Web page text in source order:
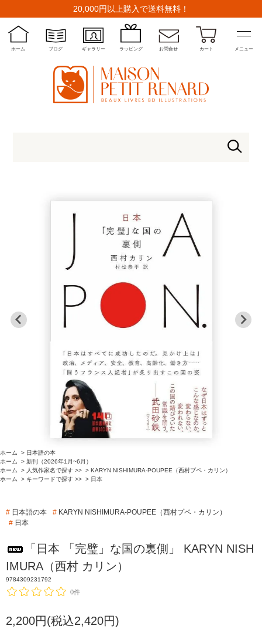
20,000円以上購入で送料無料！
ホーム ブログ ギャラリー ラッピング お問合せ カート メニュー
ホーム > 日本語の本
ホーム
> 新刊（2026年1月~6月）
ホーム
> 人気作家名で探す >> > KARYN NISHIMURA-POUPEE（西村プペ・カリン）
ホーム
> キーワードで探す >> > 日本
# 日本語の本 # KARYN NISHIMURA-POUPEE（西村プペ・カリン）
# 日本
「日本 「完璧」な国の裏側」 KARYN NISH
IMURA（西村 カリン）
9784309231792
0件
2,200円(税込2,420円)